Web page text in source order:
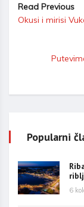
Read Previous
Okusi i mirisi
Popularni
6